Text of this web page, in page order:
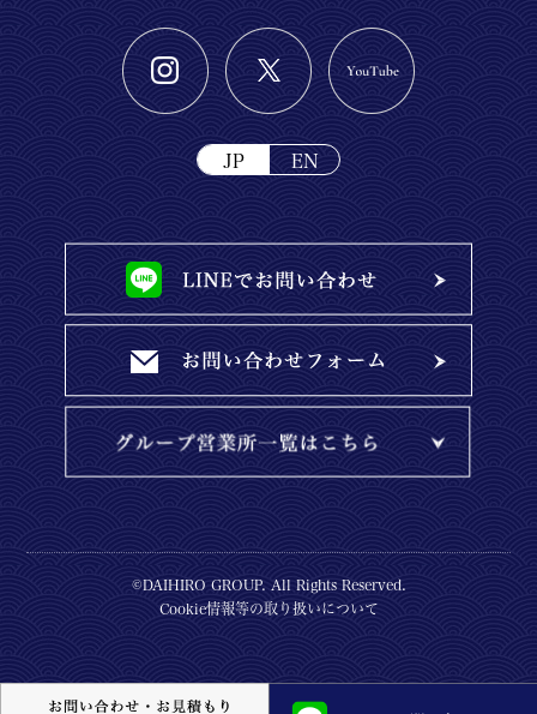
JP EN
©DAIHIRO GROUP. All Rights Reserved.
Cookie情報等の取り扱いについて